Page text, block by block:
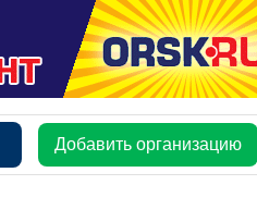
Добавить организацию